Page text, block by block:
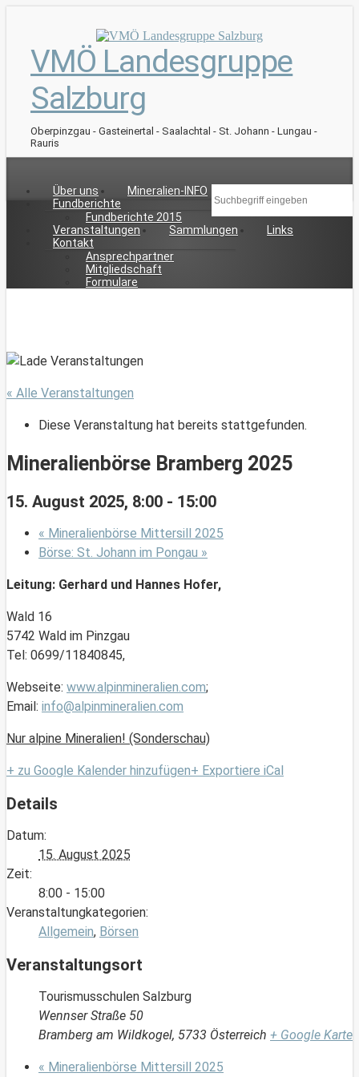
VMÖ Landesgruppe
Salzburg
Oberpinzgau - Gasteinertal - Saalachtal - St. Johann - Lungau -
Rauris
Über uns
Mineralien-INFO
Fundberichte
Fundberichte 2015
Veranstaltungen
Sammlungen
Links
Kontakt
Ansprechpartner
Mitgliedschaft
Formulare
« Alle Veranstaltungen
Diese Veranstaltung hat bereits stattgefunden.
Mineralienbörse Bramberg 2025
15. August 2025, 8:00 - 15:00
« Mineralienbörse Mittersill 2025
Börse: St. Johann im Pongau »
Leitung: Gerhard und Hannes Hofer,
Wald 16
5742 Wald im Pinzgau
Tel: 0699/11840845,
Webseite: www.alpinmineralien.com;
Email: info@alpinmineralien.com
Nur alpine Mineralien! (Sonderschau)
+ zu Google Kalender hinzufügen+ Exportiere iCal
Details
Datum:
15. August 2025
Zeit:
8:00 - 15:00
Veranstaltungkategorien:
Allgemein, Börsen
Veranstaltungsort
Tourismusschulen Salzburg
Wennser Straße 50
Bramberg am Wildkogel, 5733 Österreich + Google Karte
« Mineralienbörse Mittersill 2025